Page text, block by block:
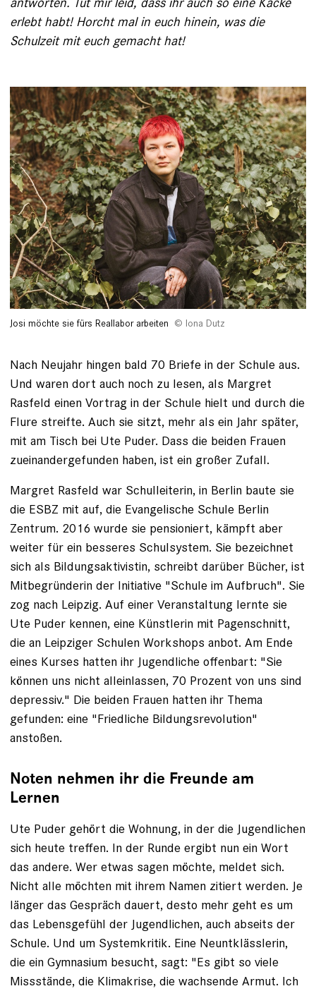
erlebt habt! Horcht mal in euch hinein, was die
Schulzeit mit euch gemacht hat!
Josi möchte sie fürs Reallabor arbeiten Iona Dutz
Nach Neujahr hingen bald 70 Briefe in der Schule aus.
Und ­waren dort auch noch zu lesen, als ­Margret
Rasfeld einen Vortrag in der ­Schule hielt und durch die
Flure streifte. Auch sie sitzt, mehr als ein Jahr später,
mit am Tisch bei Ute Puder. Dass die beiden Frauen
zueinandergefunden haben, ist ein großer Zufall.
Margret Rasfeld war ­Schulleiterin, in Berlin baute sie
die ESBZ mit auf, die Evangelische Schule Berlin
Zentrum. 2016 wurde sie pensioniert, kämpft aber
weiter für ein besseres Schul­system. Sie bezeichnet
sich als Bildungsaktivistin, schreibt darüber Bücher, ist
Mitbegründerin der Initiative "Schule im Aufbruch". Sie
zog nach Leipzig. Auf ­einer Veranstaltung lernte sie
Ute Puder kennen, eine Künstlerin mit Pagenschnitt,
die an ­Leipziger Schulen Workshops anbot. Am Ende
eines Kurses hatten ihr Jugendliche ­offenbart: "Sie
können uns nicht alleinlassen, 70 Prozent von uns sind
­depressiv." Die beiden Frauen hatten ihr Thema
gefunden: eine "Friedliche ­Bildungsrevolution"
anstoßen.
Noten nehmen ihr die Freunde am
Lernen
Ute Puder gehört die Wohnung, in der die Jugendlichen
sich heute treffen. In der Runde ergibt nun ein Wort
das andere. Wer etwas sagen möchte, meldet sich.
Nicht alle möchten mit ihrem Namen zitiert werden. Je
länger das Gespräch dauert, desto mehr geht es um
das Lebensgefühl der Jugendlichen, auch abseits der
Schule. Und um Systemkritik. Eine Neunt­klässlerin,
die ein Gymnasium besucht, sagt: "Es gibt so viele
Missstände, die Klimakrise, die wachsende Armut. Ich